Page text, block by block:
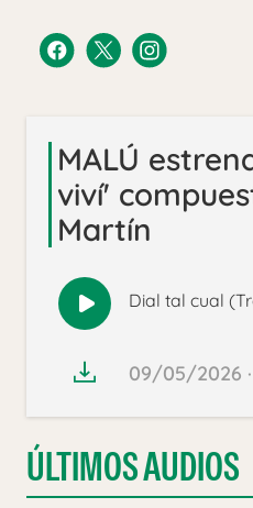
MALÚ
viví'
Martín
Reproducir
audio
Dial tal cual
09/05/2026
ÚLTIMOS AUDIOS